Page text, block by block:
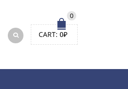
0
CART: 0₽